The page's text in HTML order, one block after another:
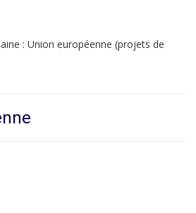
: Union européenne (projets de